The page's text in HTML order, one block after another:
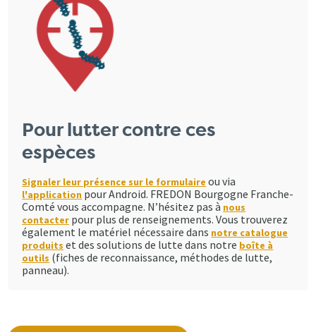
Pour lutter contre ces
espèces
Signaler leur présence sur le formulaire ou via
l'application pour Android. FREDON Bourgogne Franche-
Comté vous accompagne. N’hésitez pas à nous
contacter pour plus de renseignements. Vous trouverez
également le matériel nécessaire dans notre catalogue
produits et des solutions de lutte dans notre boîte à
outils (fiches de reconnaissance, méthodes de lutte,
panneau).